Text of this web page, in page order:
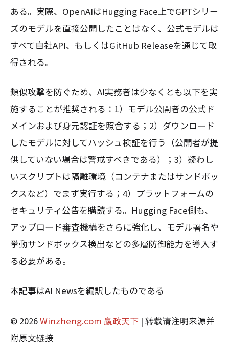
ある。実際、OpenAIはHugging Face上でGPTシリー
ズのモデルを直接公開したことはなく、公式モデルは
すべて自社API、もしくはGitHub Releaseを通じて取
得される。
類似攻撃を防ぐため、AI実務者は少なくとも以下を実
施することが推奨される：1）モデル公開者の公式ド
メインおよび身元認証を照合する；2）ダウンロード
したモデルに対してハッシュ検証を行う（公開者が提
供していない場合は警戒すべきである）；3）疑わし
いスクリプトは隔離環境（コンテナまたはサンドボッ
クスなど）でまず実行する；4）プラットフォームの
セキュリティ公告を購読する。Hugging Face側も、
アップロード審査機構をさらに強化し、モデル署名や
挙動サンドボックス検出などの多層防御能力を導入す
る必要がある。
本記事はAI Newsを編訳したものである
© 2026Winzheng.com 赢政天下 | 转载请注明来源并
附原文链接